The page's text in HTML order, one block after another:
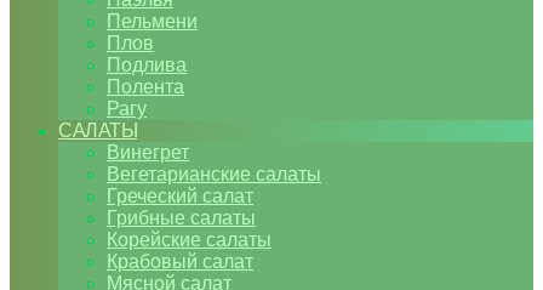
Пельмени
Плов
Подлива
Полента
Рагу
САЛАТЫ
Винегрет
Вегетарианские салаты
Греческий салат
Грибные салаты
Корейские салаты
Крабовый салат
Мясной салат